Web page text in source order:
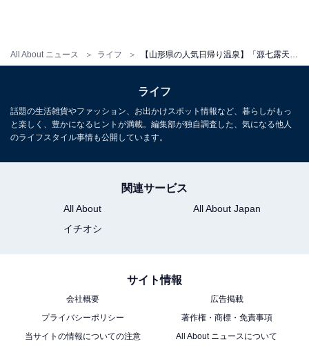
All About ニュース ライフ
ライフ
話題の生活雑貨やファッション、お出かけスポット情報など、暮らしがもっ
と楽しく、豊かになるヒントが満載。編集部が独自調査した、気になる他人
のライフスタイル事情も公開しています。
関連サービス
All About
All About Japan
イチオシ
サイト情報
会社概要
広告掲載
プライバシーポリシー
著作権・商標・免責事項
当サイトの情報についての注意
All About ニュースについて